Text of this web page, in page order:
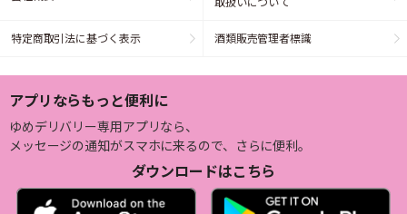
特定商取引法に基づく表示 酒類販売管理者標識
アプリならもっと便利に
ゆめデリバリー専用アプリなら、
メッセージの通知がスマホに来るので、さらに便利。
ダウンロードはこちら